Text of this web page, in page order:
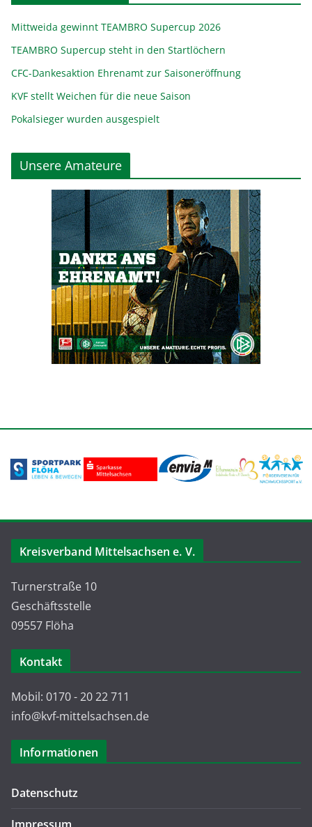
Mittweida gewinnt TEAMBRO Supercup 2026
TEAMBRO Supercup steht in den Startlöchern
CFC-Dankesaktion Ehrenamt zur Saisoneröffnung
KVF stellt Weichen für die neue Saison
Pokalsieger wurden ausgespielt
Unsere Amateure
Kreisverband Mittelsachsen e. V.
Turnerstraße 10
Geschäftsstelle
09557 Flöha
Kontakt
Mobil: 0170 - 20 22 711
info@kvf-mittelsachsen.de
Informationen
Datenschutz